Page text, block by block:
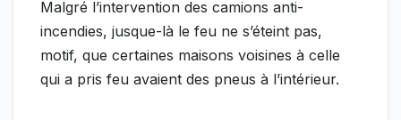
Malgré l’intervention des camions anti-
incendies, jusque-là le feu ne s’éteint pas,
motif, que certaines maisons voisines à celle
qui a pris feu avaient des pneus à l’intérieur.